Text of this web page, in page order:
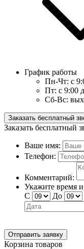
График работы
Пн-Чт: с
Пт: с 9:00
Сб-Вс:
Заказать бесплатный
Заказать бесплатный
Ваше имя:
Телефон:
Комментарий:
Укажите время и
С
До
Отправить заявку
Корзина товаров